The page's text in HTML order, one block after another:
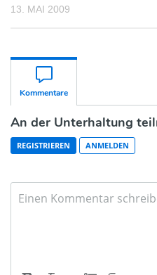
13. MAI 2009